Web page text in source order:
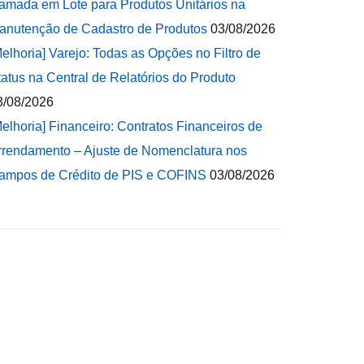
em Lote para Produtos Unitários na
de Cadastro de Produtos 03/08/2026
Varejo: Todas as Opções no Filtro de
na Central de Relatórios do Produto
08/2026
Financeiro: Contratos Financeiros de
– Ajuste de Nomenclatura nos
de Crédito de PIS e COFINS 03/08/2026